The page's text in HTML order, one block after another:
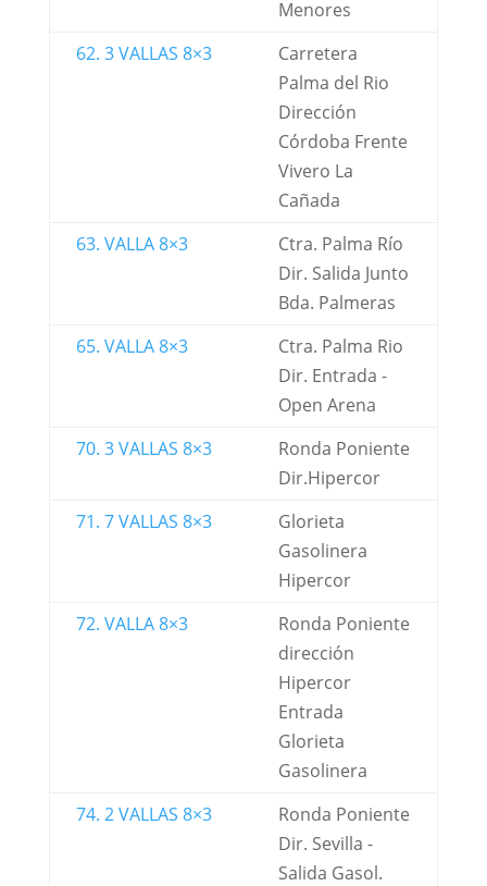
Menores
62. 3 VALLAS 8×3
Carretera
Palma del Rio
Dirección
Córdoba Frente
Vivero La
Cañada
63. VALLA 8×3
Ctra. Palma Río
Dir. Salida Junto
Bda. Palmeras
65. VALLA 8×3
Ctra. Palma Rio
Dir. Entrada -
Open Arena
70. 3 VALLAS 8×3
Ronda Poniente
Dir.Hipercor
71. 7 VALLAS 8×3
Glorieta
Gasolinera
Hipercor
72. VALLA 8×3
Ronda Poniente
dirección
Hipercor
Entrada
Glorieta
Gasolinera
74. 2 VALLAS 8×3
Ronda Poniente
Dir. Sevilla -
Salida Gasol.